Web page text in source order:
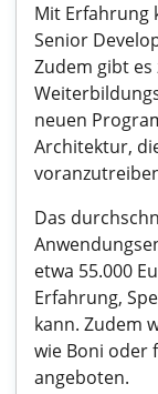
Mit Erfahrung
Senior
Zudem gibt
neuen
Architektur,
Das
etwa 55.000
Erfahrung,
kann. Zudem
wie Boni oder
angeboten.